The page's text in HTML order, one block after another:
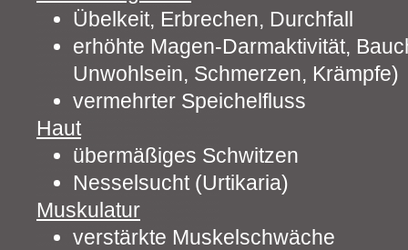
Übelkeit, Erbrechen, Durchfall
erhöhte Magen-Darmaktivität,
Unwohlsein, Schmerzen, Krämpfe)
vermehrter Speichelfluss
Haut
übermäßiges Schwitzen
Nesselsucht (Urtikaria)
Muskulatur
verstärkte Muskelschwäche